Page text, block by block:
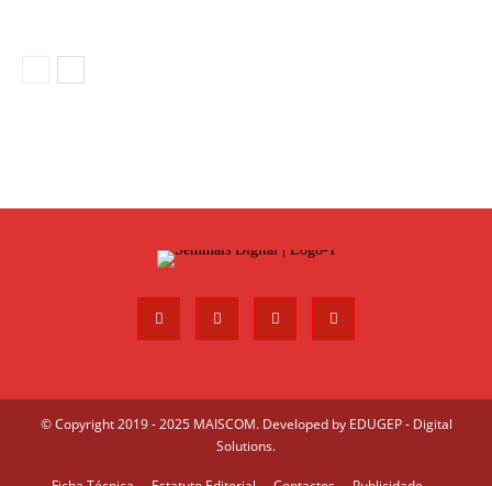
© Copyright 2019 - 2025 MAISCOM. Developed by EDUGEP - Digital
Solutions.